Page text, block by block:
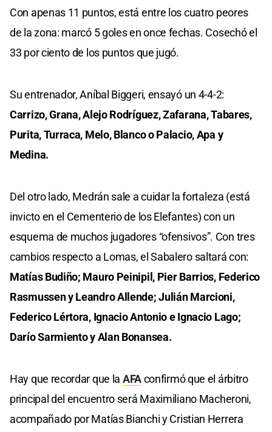
Con apenas 11 puntos, está entre los cuatro peores
de la zona: marcó 5 goles en once fechas. Cosechó el
33 por ciento de los puntos que jugó.
Su entrenador, Aníbal Biggeri, ensayó un 4-4-2:
Carrizo, Grana, Alejo Rodríguez, Zafarana, Tabares,
Purita, Turraca, Melo, Blanco o Palacio, Apa y
Medina.
Del otro lado, Medrán sale a cuidar la fortaleza (está
invicto en el Cementerio de los Elefantes) con un
esquema de muchos jugadores “ofensivos”. Con tres
cambios respecto a Lomas, el Sabalero saltará con:
Matías Budiño; Mauro Peinipil, Pier Barrios, Federico
Rasmussen y Leandro Allende; Julián Marcioni,
Federico Lértora, Ignacio Antonio e Ignacio Lago;
Darío Sarmiento y Alan Bonansea.
Hay que recordar que la AFAconfirmó que el árbitro
principal del encuentro será Maximiliano Macheroni,
acompañado por Matías Bianchi y Cristian Herrera